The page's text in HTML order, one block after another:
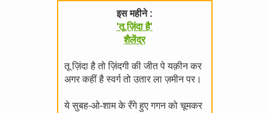
इस महीने :
'तू ज़िंदा है'
शैलेंद्र
तू ज़िंदा है तो ज़िंदगी की जीत पे यक़ीन कर
अगर कहीं है स्वर्ग तो उतार ला ज़मीन पर।
ये सुबह-ओ-शाम के रँगे हुए गगन को चूमकर